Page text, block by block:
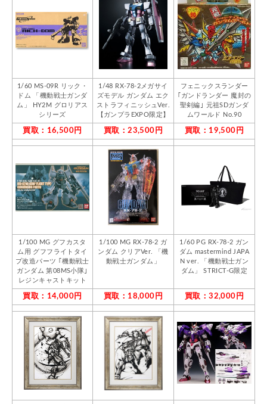
1/60 MS-09R リック・
ドム 「機動戦士ガンダ
ム」 HY2M グロリアス
シリーズ
1/48 RX-78-2メガサイ
ズモデル ガンダム エク
ストラフィニッシュVer.
【ガンプラEXPO限定】
フェニックスランダー
｢ガンドランダー 魔封の
聖剣編｣ 元祖SDガンダ
ムワールド No.90
買取：16,500円 買取：23,500円 買取：19,500円
1/100 MG グフカスタ
ム用 グフフライトタイ
プ改造パーツ ｢機動戦士
ガンダム 第08MS小隊｣
レジンキャストキット
1/100 MG RX-78-2 ガ
ンダム クリアVer. 「機
動戦士ガンダム」
1/60 PG RX-78-2 ガン
ダム mastermind JAPA
N ver. 「機動戦士ガン
ダム」 STRICT-G限定
買取：14,000円 買取：18,000円 買取：32,000円